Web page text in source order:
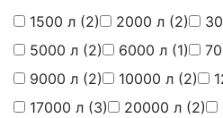
1500 л (2) 2000 л (2)
5000 л (2) 6000 л (1)
9000 л (2) 10000 л (2)
17000 л (3) 20000 л (2)